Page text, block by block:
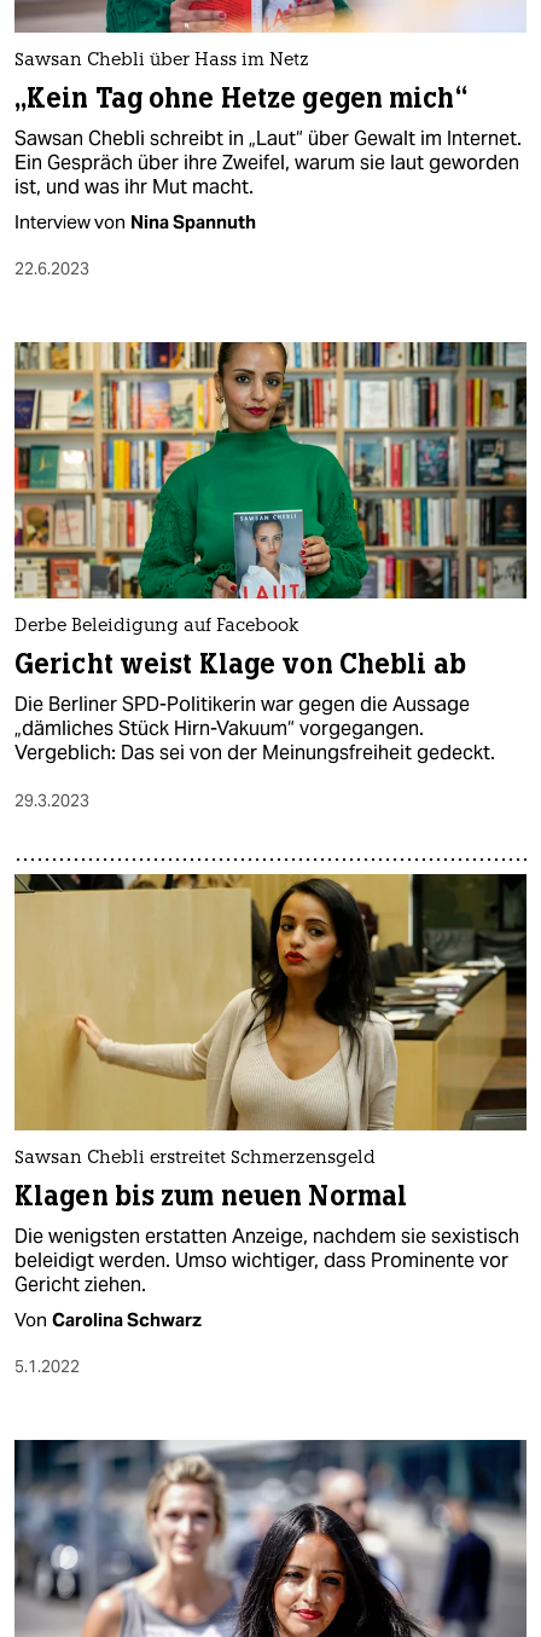
nord
wahrheit
verlag
verlag
veranstaltungen
fragen & hilfe
unterstützen
abo
genossenschaft
epaper login
Sawsan Chebli über Hass im Netz
„Kein Tag ohne Hetze gegen mich“
Sawsan Chebli schreibt in „Laut“ über Gewalt im Internet.
Ein Gespräch über ihre Zweifel, warum sie laut geworden
ist, und was ihr Mut macht.
Interview von Nina Spannuth
22.6.2023
Derbe Beleidigung auf Facebook
Gericht weist Klage von Chebli ab
Die Berliner SPD-Politikerin war gegen die Aussage
„dämliches Stück Hirn-Vakuum“ vorgegangen.
Vergeblich: Das sei von der Meinungsfreiheit gedeckt.
29.3.2023
Sawsan Chebli erstreitet Schmerzensgeld
Klagen bis zum neuen Normal
Die wenigsten erstatten Anzeige, nachdem sie sexistisch
beleidigt werden. Umso wichtiger, dass Prominente vor
Gericht ziehen.
Von Carolina Schwarz
5.1.2022